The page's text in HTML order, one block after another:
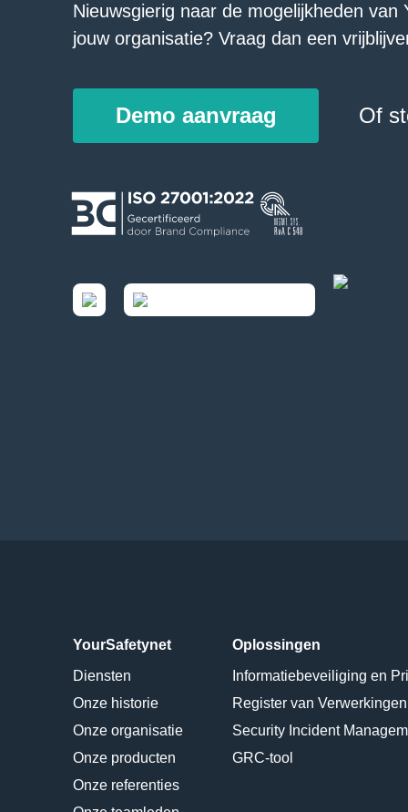
Nieuwsgierig naar de mogelijkheden van
jouw organisatie? Vraag dan een
Demo aanvraag Of
YourSafetynet
Diensten
Onze historie
Onze organisatie
Onze producten
Onze referenties
Oplossingen
Informatiebeveiliging en
Register van Verwerkingen
Security Incident
GRC-tool